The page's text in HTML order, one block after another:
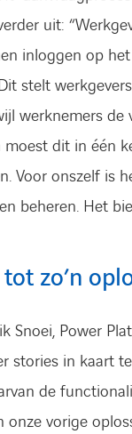
uit:
inloggen op
stelt
werknemers
dit in één
Voor onszelf is
behe­ren. Het
zo’n
Snoei, Power
stories in kaart
de
onze vorige